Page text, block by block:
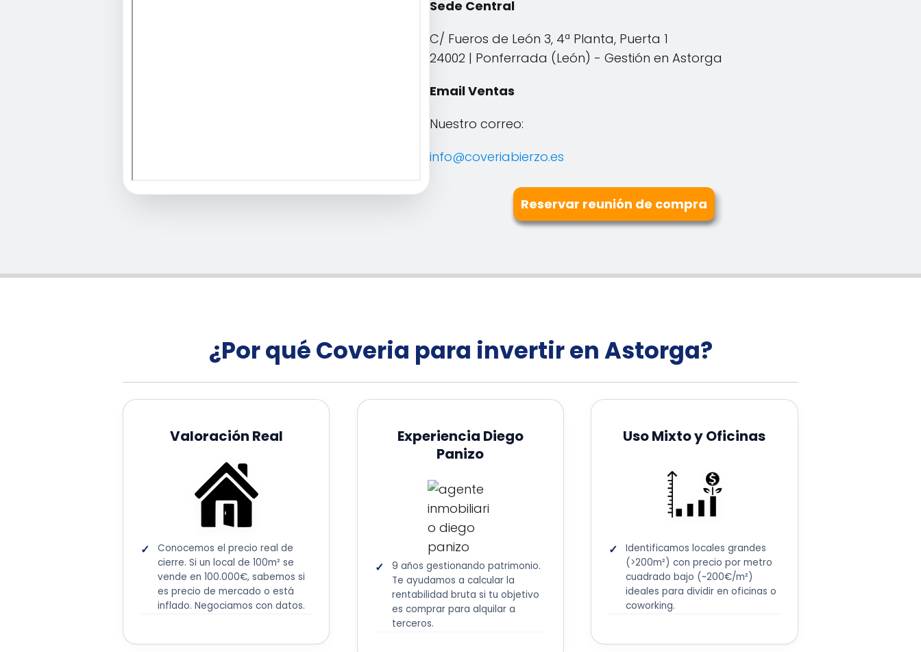
Sede Central
C/ Fueros de León 3, 4ª Planta, Puerta 1
24002 | Ponferrada (León) - Gestión en Astorga
Email Ventas
Nuestro correo:
info@coveriabierzo.es
Reservar reunión de compra
¿Por qué Coveria para invertir en Astorga?
Valoración Real
Conocemos el precio real de
cierre. Si un local de 100m² se
vende en 100.000€, sabemos si
es precio de mercado o está
inflado. Negociamos con datos.
Experiencia Diego
Panizo
9 años gestionando patrimonio.
Te ayudamos a calcular la
rentabilidad bruta si tu objetivo
es comprar para alquilar a
terceros.
Uso Mixto y Oficinas
Identificamos locales grandes
(>200m²) con precio por metro
cuadrado bajo (~200€/m²)
ideales para dividir en oficinas o
coworking.